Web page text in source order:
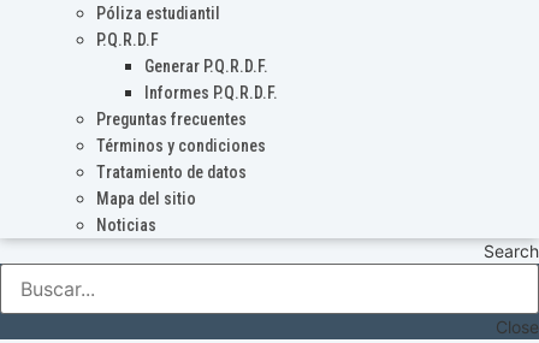
Póliza estudiantil
P.Q.R.D.F
Generar P.Q.R.D.F.
Informes P.Q.R.D.F.
Preguntas frecuentes
Términos y condiciones
Tratamiento de datos
Mapa del sitio
Noticias
Search
Close